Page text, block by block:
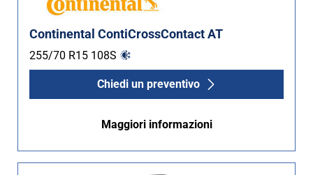
Continental ContiCrossContact AT
255/70 R15 108S
Chiedi un preventivo
Maggiori informazioni